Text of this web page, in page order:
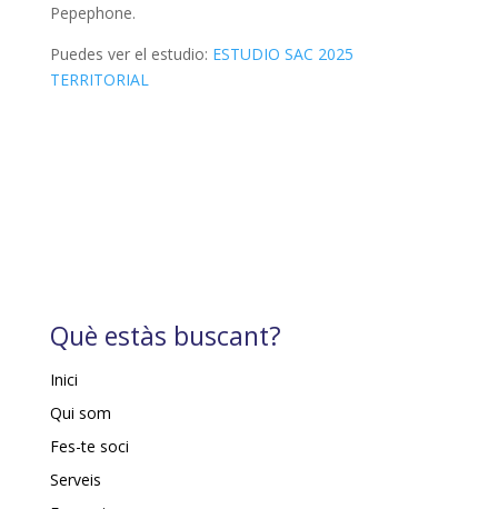
Pepephone.
Puedes ver el estudio: ESTUDIO SAC 2025
TERRITORIAL
Què estàs buscant?
Inici
Qui som
Fes-te soci
Serveis